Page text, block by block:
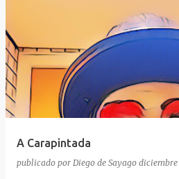
A Carapintada
publicado por Diego de Sayago